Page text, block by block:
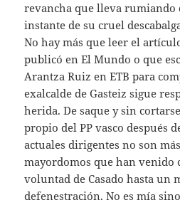
revancha que lleva rumiando
instante de su cruel
No hay más que leer el
publicó en El Mundo o que
Arantza Ruiz en ETB para
exalcalde de Gasteiz sigue
herida. De saque y sin
propio del PP vasco después
actuales dirigentes no son
mayordomos que han venido
voluntad de Casado hasta un
defenestración. No es mía